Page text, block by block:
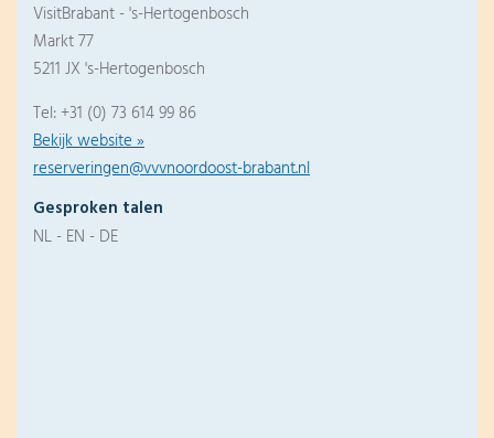
VisitBrabant - 's-Hertogenbosch
Markt 77
5211 JX 's-Hertogenbosch
Tel: +31 (0) 73 614 99 86
Bekijk website »
reserveringen@vvvnoordoost-brabant.nl
Gesproken talen
NL - EN - DE